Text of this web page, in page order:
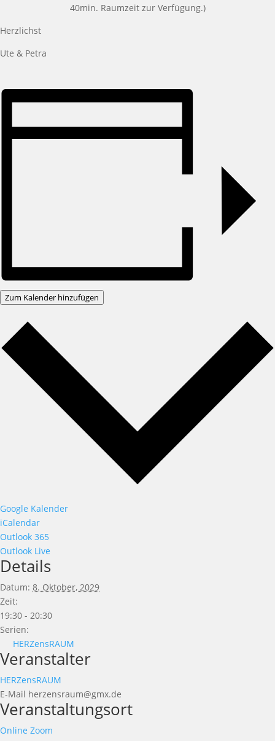
40min. Raumzeit zur Verfügung.)
Herzlichst
Ute & Petra
Zum Kalender hinzufügen
Google Kalender
iCalendar
Outlook 365
Outlook Live
Details
Datum: 8. Oktober, 2029
Zeit:
19:30 - 20:30
Serien:
HERZensRAUM
Veranstalter
HERZensRAUM
E-Mail herzensraum@gmx.de
Veranstaltungsort
Online Zoom